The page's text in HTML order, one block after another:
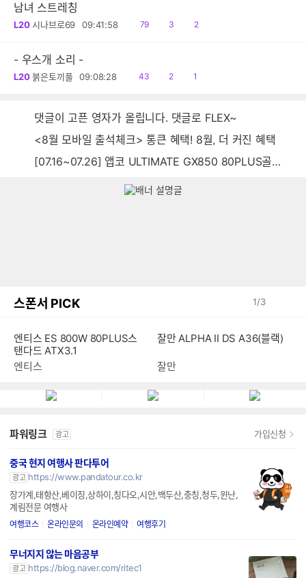
남녀 스트레칭
L20 시나브로69 09:41:58
읽
79
공
3
댓
2
- 우스개 소리 -
L20 붉은토끼풀 09:08:28
읽
43
공
2
댓1
댓글이 고픈 영자가 올립니다. 댓글로 FLEX~
<8월 모바일 출석체크> 통큰 혜택! 8월, 더 커진 혜택
[07.16~07.26] 앱코 ULTIMATE GX850 80PLUS골드 풀모듈러 ATX3.0 블랙
스폰서 PICK 1/3
엔티스 ES 800W 80PLUS스
탠다드 ATX3.1
엔티스
잘만 ALPHA II DS A36(블랙)
잘만
파워링크 광고 가입신청
중국 현지 여행사 판다투어
광고 https://www.pandatour.co.kr
장가계,태항산,베이징,상하이,칭다오,시안,백두산,충칭,청두,윈난,
계림전문 여행사
여행코스 온라인문의 온라인예약 여행후기
무너지지 않는 마음공부
광고 https://blog.naver.com/ritec1